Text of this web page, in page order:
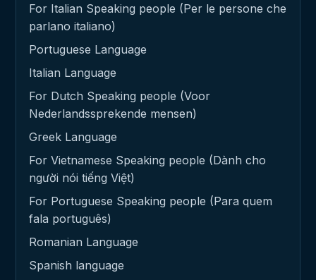
For Italian Speaking people (Per le persone che
parlano italiano)
Portuguese Language
Italian Language
For Dutch Speaking people (Voor
Nederlandssprekende mensen)
Greek Language
For Vietnamese Speaking people (Dành cho
người nói tiếng Việt)
For Portuguese Speaking people (Para quem
fala português)
Romanian Language
Spanish language